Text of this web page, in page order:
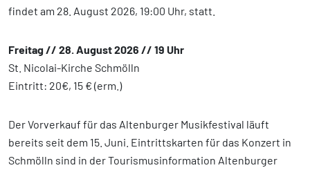
findet am 28. August 2026, 19:00 Uhr, statt.
Freitag // 28. August 2026 // 19 Uhr
St. Nicolai-Kirche Schmölln
Eintritt: 20€, 15 € (erm.)
Der Vorverkauf für das Altenburger Musikfestival läuft
bereits seit dem 15. Juni. Eintrittskarten für das Konzert in
Schmölln sind in der Tourismusinformation Altenburger